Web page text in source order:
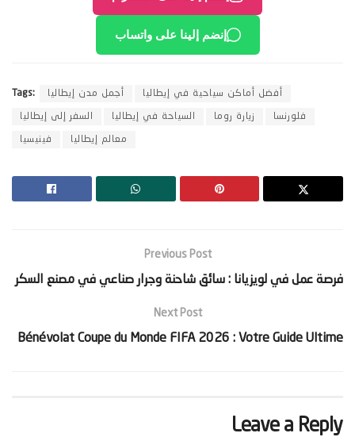
إنضم إلينا على واتساب
Tags: أجمل مدن إيطاليا أفضل أماكن سياحية في إيطاليا
السفر إلى إيطاليا السياحة في إيطاليا زيارة روما فلورنسا
فينيسيا معالم إيطاليا
Previous Post
‫فرصة عمل في لويزيانا : سائق شاحنة وجرار صناعي في مصنع السكر‬
Next Post
Bénévolat Coupe du Monde FIFA 2026 : Votre Guide Ultime
Leave a Reply